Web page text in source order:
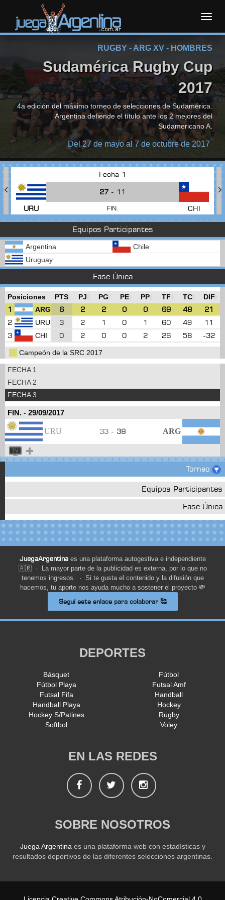
RUGBY - ARG XV - HOMBRES
Sudamérica Rugby Cup
2017
4a edición del máximo torneo de selecciones de Sudamérica.
Argentina defiende el título ante los 2 mejores del
Sudamericano A.
Del 27 de mayo al 7 de octubre de 2017
Fecha 1
URU
27 - 11
FIN. CHI
Equipos Participantes
Argentina
Chile
Uruguay
Fase Única
Posiciones PTS PJ PG PE PP TF TC DIF
1 ARG 6 2 2 0 0 69 48
21
2
URU 3 2 1 0 1 60 49
11
3
CHI 0 2 0 0 2 26 58 -32
Campeón de la SRC 2017
FECHA 1
FECHA 2
FECHA 3
FIN. - 29/09/2017
URU 33 - 38 ARG
Torneo
Equipos Participantes
Fase Única
JuegaArgentinaes una plataforma autogestiva e independiente
🇦🇷 · La mayor parte de la publicidad es externa, por lo que no
tenemos ingresos. · Si te gusta el contenido y la difusión que
hacemos, tu aporte nos ayuda mucho a sostener el proyecto 💸
Seguí este enlace para colaborar 🥰
DEPORTES
Básquet
Fútbol
Fútbol Playa
Futsal Amf
Futsal Fifa
Handball
Handball Playa
Hockey
Hockey S/Patines
Rugby
Softbol
Voley
EN LAS REDES
FacebookTwitter Instagram
SOBRE NOSOTROS
Juega Argentina es una plataforma web con estadísticas y
resultados deportivos de las diferentes selecciones argentinas.